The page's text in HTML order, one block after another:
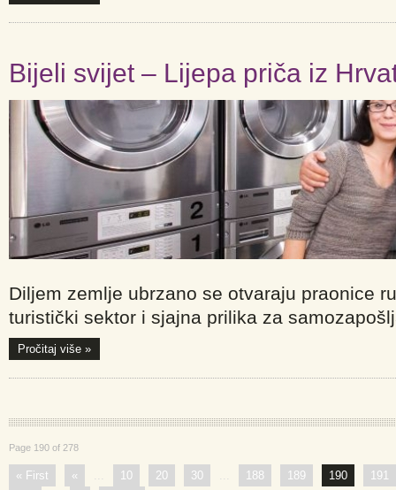
Bijeli svijet – Lijepa priča iz
Diljem zemlje ubrzano se otvaraju praonice
turistički sektor i sjajna prilika za
Pročitaj više »
Page 190 of 278
« First « ... 10 20 30 ... 188 189 190
191